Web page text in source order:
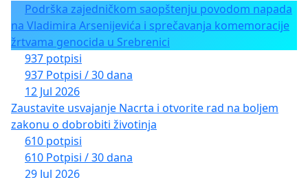
Podrška zajedničkom saopštenju povodom napada
na Vladimira Arsenijevića i sprečavanja komemoracije
žrtvama genocida u Srebrenici
937 potpisi
937 Potpisi / 30 dana
12 Jul 2026
Zaustavite usvajanje Nacrta i otvorite rad na boljem
zakonu o dobrobiti životinja
610 potpisi
610 Potpisi / 30 dana
29 Jul 2026